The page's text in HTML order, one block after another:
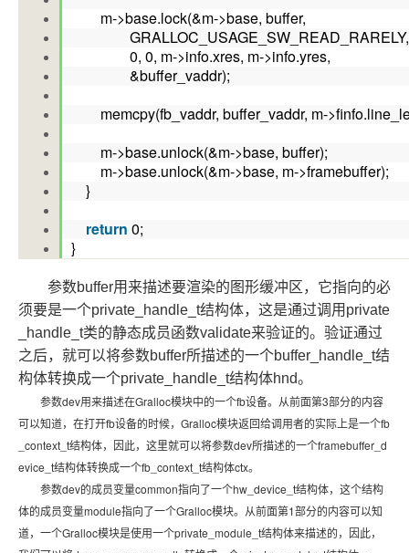
m->base.lock(&m->base, buffer,
0, 0, m->info.xres, m->info.yres,
&buffer_vaddr);
memcpy(fb_vaddr, buffer_vaddr, m-
m->base.unlock(&m->base, buffer);
m->base.unlock(&m->base, m->framebuffer);
}
return 0;
}
参数buffer用来描述要渲染的图形缓冲区，它指向的必
须要是一个private_handle_t结构体，这是通过调用private
_handle_t类的静态成员函数validate来验证的。验证通过
之后，就可以将参数buffer所描述的一个buffer_handle_t结
构体转换成一个private_handle_t结构体hnd。
参数dev用来描述在Gralloc模块中的一个fb设备。从前面第3部分的内容
可以知道，在打开fb设备的时候，Gralloc模块返回给调用者的实际上是一个fb
_context_t结构体，因此，这里就可以将参数dev所描述的一个framebuffer_d
evice_t结构体转换成一个fb_context_t结构体ctx。
参数dev的成员变量common指向了一个hw_device_t结构体，这个结构
体的成员变量module指向了一个Gralloc模块。从前面第1部分的内容可以知
道，一个Gralloc模块是使用一个private_module_t结构体来描述的，因此，